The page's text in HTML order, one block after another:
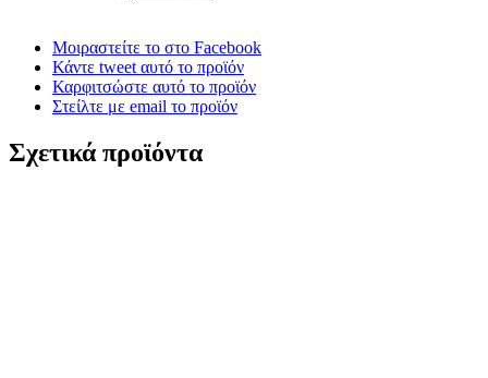
Μοιραστείτε το στο Facebook
Κάντε tweet αυτό το προϊόν
Καρφιτσώστε αυτό το προϊόν
Στείλτε με email το προϊόν
Σχετικά προϊόντα